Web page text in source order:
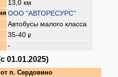
13,0 км
ООО "АВТОРЕСУРС"
Автобусы малого класса
35-40
-
01.01.2025)
п. Сердовино